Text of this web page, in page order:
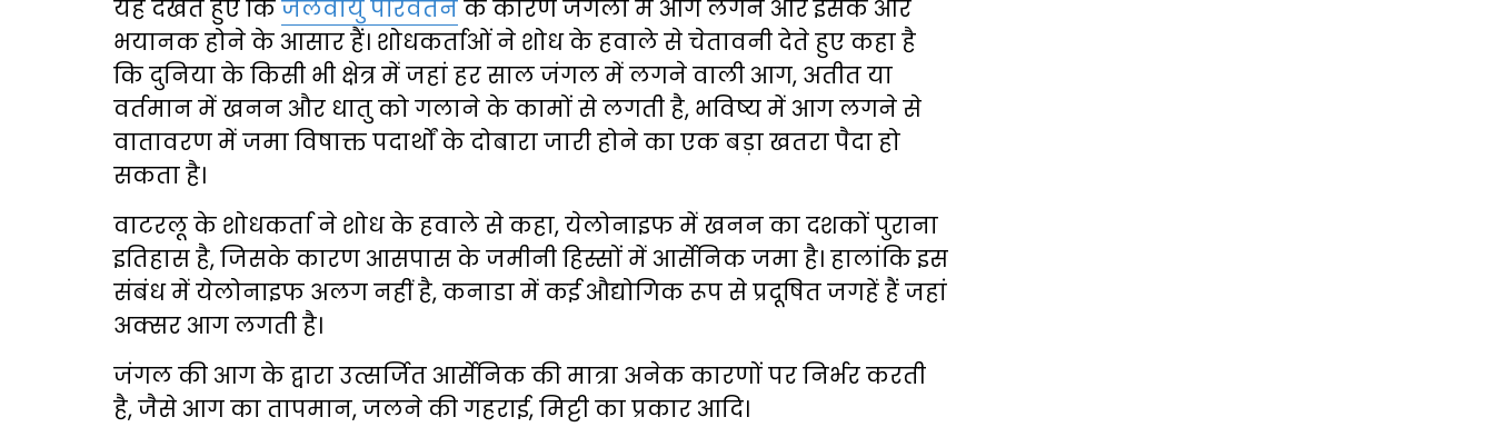
यह देखते हुए किजलवायु परिवर्तनके कारण जंगलों में आग लगने और इसके और
भयानक होने के आसार हैं। शोधकर्ताओं ने शोध के हवाले से चेतावनी देते हुए कहा है
कि दुनिया के किसी भी क्षेत्र में जहां हर साल जंगल में लगने वाली आग, अतीत या
वर्तमान में खनन और धातु को गलाने के कामों से लगती है, भविष्य में आग लगने से
वातावरण में जमा विषाक्त पदार्थों के दोबारा जारी होने का एक बड़ा खतरा पैदा हो
सकता है।
वाटरलू के शोधकर्ता ने शोध के हवाले से कहा, येलोनाइफ में खनन का दशकों पुराना
इतिहास है, जिसके कारण आसपास के जमीनी हिस्सों में आर्सेनिक जमा है। हालांकि इस
संबंध में येलोनाइफ अलग नहीं है, कनाडा में कई औद्योगिक रूप से प्रदूषित जगहें हैं जहां
अक्सर आग लगती है।
जंगल की आग के द्वारा उत्सर्जित आर्सेनिक की मात्रा अनेक कारणों पर निर्भर करती
है, जैसे आग का तापमान, जलने की गहराई, मिट्टी का प्रकार आदि।